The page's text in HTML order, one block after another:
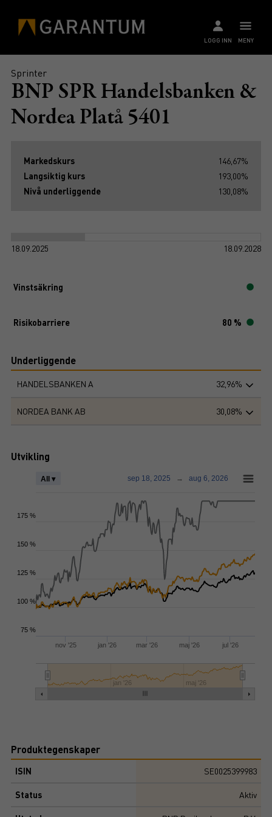
MENY
LOGG INN
Sprinter
BNP SPR Handelsbanken &
Nordea Platå 5401
Markedskurs
146,67%
Langsiktig kurs
193,00%
Nivå underliggende
130,08%
18.09.2025 18.09.2028
Vinstsäkring
Risikobarriere 80 %
Underliggende
HANDELSBANKEN A 32,96%
NORDEA BANK AB 30,08%
Utvikling
nov '25 jan '26 mar '26 maj '26 jul '26
jan '26 maj '26
All ▾ sep 18, 2025 → aug 6, 2026
75 %
100 %
125 %
150 %
175 %
Produktegenskaper
ISIN SE0025399983
Status Aktiv